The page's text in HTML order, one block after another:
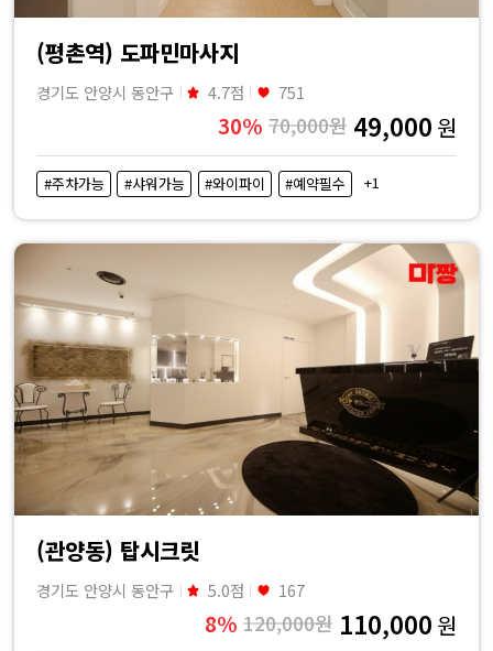
(평촌역) 도파민마사지
경기도 안양시 동안구 4.7점 751
30% 70,000원 49,000 원
#주차가능 #샤워가능 #와이파이 #예약필수 +1
(관양동) 탑시크릿
경기도 안양시 동안구 5.0점 167
8% 120,000원 110,000 원